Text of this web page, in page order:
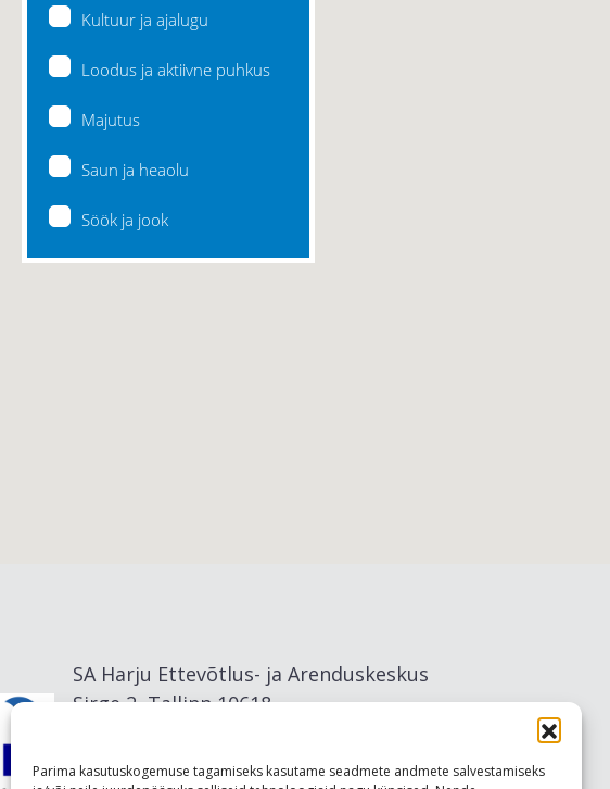
Parima kasutuskogemuse tagamiseks kasutame seadmete andmete salvestamiseks
Kultuur ja ajalugu
Loodus ja aktiivne puhkus
Majutus
Saun ja heaolu
Söök ja jook
SA Harju Ettevõtlus- ja Arenduskeskus
Sirge 2, Tallinn 10618